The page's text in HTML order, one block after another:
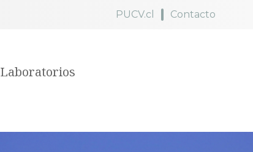
PUCV.cl Contacto
Laboratorios